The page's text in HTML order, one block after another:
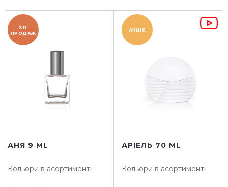
ХІТ
ПРОДАЖ
АНЯ 9 ML
Кольори в асортименті
АКЦІЯ
АРІЕЛЬ 70 ML
Кольори в асортименті